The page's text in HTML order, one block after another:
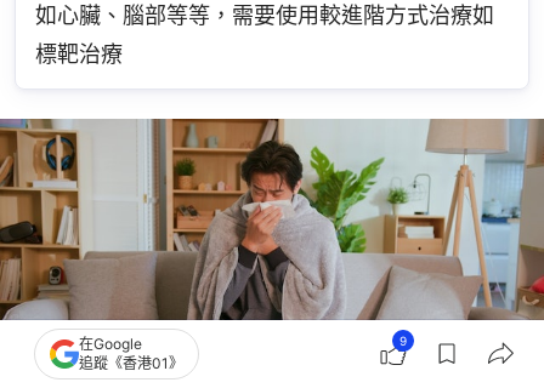
如心臟、腦部等等，需要使用較進階方式治療如
標靶治療
在Google
追蹤《香港01》
9